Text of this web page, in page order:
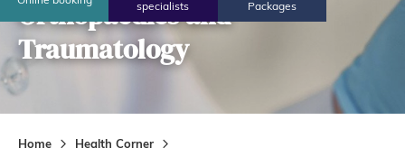
specialists
Packages
Orthopaedics and
Traumatology
Home
Health Corner